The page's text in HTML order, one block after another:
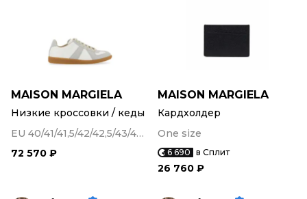
MAISON MARGIELA
Низкие кроссовки / кеды
EU 40/41/41,5/42/42,5/43/43,5/44/45
72 570 ₽
MAISON MARGIELA
Кардхолдер
One size
6 690 в Сплит
26 760 ₽